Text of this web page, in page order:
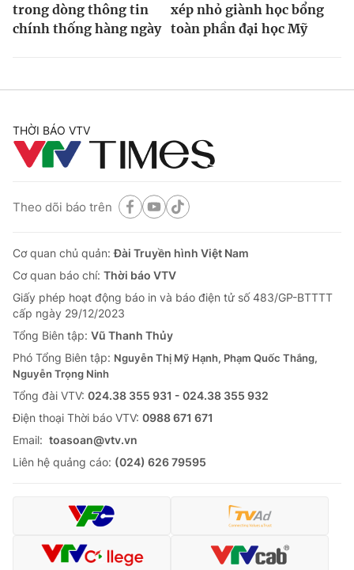
trong dòng thông tin
chính thống hàng ngày
xép nhỏ giành học bổng
toàn phần đại học Mỹ
THỜI BÁO VTV
Theo dõi báo trên
Cơ quan chủ quản:Đài Truyền hình Việt Nam
Cơ quan báo chí: Thời báo VTV
Giấy phép hoạt động báo in và báo điện tử số 483/GP-BTTTT
cấp ngày 29/12/2023
Tổng Biên tập: Vũ Thanh Thủy
Phó Tổng Biên tập: Nguyễn Thị Mỹ Hạnh, Phạm Quốc Thắng,
Nguyễn Trọng Ninh
Tổng đài VTV: 024.38 355 931 - 024.38 355 932
Ðiện thoại Thời báo VTV: 0988 671 671
Email: toasoan@vtv.vn
Liên hệ quảng cáo: (024) 626 79595